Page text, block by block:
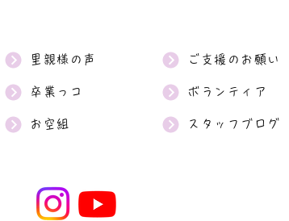
里親様の声 ご支援のお願い
卒業っコ ボランティア
お空組 スタッフブログ